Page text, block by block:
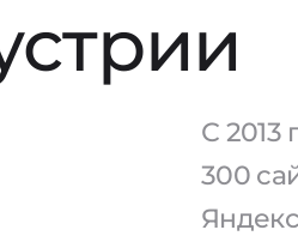
С 2013
300